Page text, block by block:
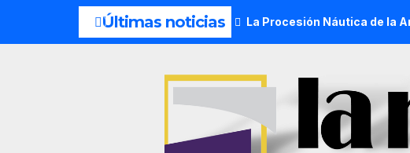
Últimas noticias
de Aste Nagusia 2026 La Procesión Náutica de la Amatxu de